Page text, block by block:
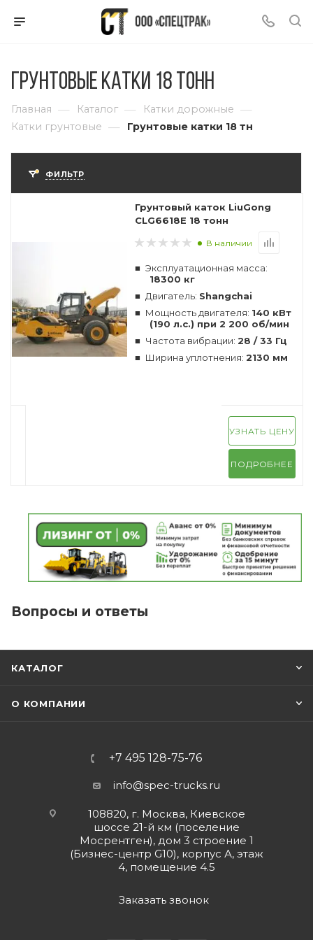
Грунтовые катки 18 тонн
Главная — Каталог — Катки дорожные —
Катки грунтовые — Грунтовые катки 18 тн
ФИЛЬТР
Грунтовый каток LiuGong
CLG6618E 18 тонн
В наличии
Эксплуатационная масса:
18300 кг
Двигатель: Shangchai
Мощность двигателя: 140 кВт
(190 л.с.) при 2 200 об/мин
Частота вибрации: 28 / 33 Гц
Ширина уплотнения: 2130 мм
УЗНАТЬ ЦЕНУ
ПОДРОБНЕЕ
Вопросы и ответы
КАТАЛОГ
О КОМПАНИИ
+7 495 128-75-76
info@spec-trucks.ru
108820, г. Москва, Киевское
шоссе 21-й км (поселение
Мосрентген), дом 3 строение 1
(Бизнес-центр G10), корпус А, этаж
4, помещение 4.5
Заказать звонок